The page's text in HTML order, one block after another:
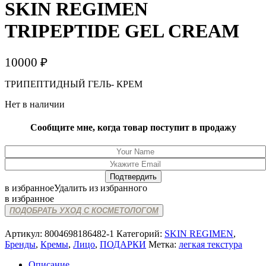
SKIN REGIMEN
TRIPEPTIDE GEL CREAM
10000 ₽
ТРИПЕПТИДНЫЙ ГЕЛЬ- КРЕМ
Нет в наличии
Сообщите мне, когда товар поступит в продажу
в избранноеУдалить из избранного
в избранное
ПОДОБРАТЬ УХОД С КОСМЕТОЛОГОМ
Артикул: 8004698186482-1 Категорий: SKIN REGIMEN,
Бренды, Кремы, Лицо, ПОДАРКИ Метка: легкая текстура